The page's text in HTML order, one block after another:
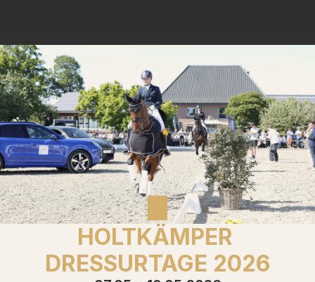
Reitunterricht
Ausbildung
SQ-Reitsport
Sponsoren
Sponsoring
FAQ
Weihnachtsbäume
HOLTKÄMPER
DRESSURTAGE 2026